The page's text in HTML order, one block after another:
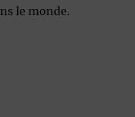
le monde.